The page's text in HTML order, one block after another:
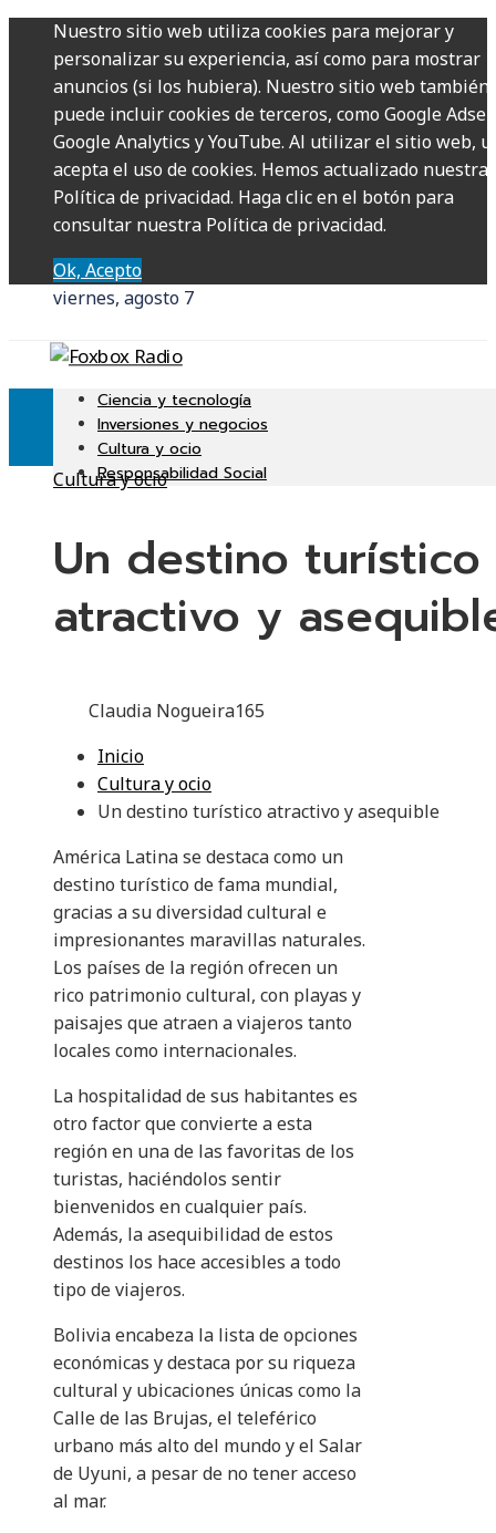
Nuestro sitio web utiliza cookies para mejorar y
personalizar su experiencia, así como para mostrar
anuncios (si los hubiera). Nuestro sitio web también
puede incluir cookies de terceros, como Google
Google Analytics y YouTube. Al utilizar el sitio web,
acepta el uso de cookies. Hemos actualizado nuestra
Política de privacidad. Haga clic en el botón para
consultar nuestra Política de privacidad.
Ok, Acepto
viernes, agosto 7
Ciencia y tecnología
Inversiones y negocios
Cultura y ocio
Responsabilidad Social
Cultura y ocio
Un destino turístico
atractivo y
Claudia Nogueira165
Inicio
Cultura y ocio
Un destino turístico atractivo y asequible
América Latina se destaca como un
destino turístico de fama mundial,
gracias a su diversidad cultural e
impresionantes maravillas naturales.
Los países de la región ofrecen un
rico patrimonio cultural, con playas y
paisajes que atraen a viajeros tanto
locales como internacionales.
La hospitalidad de sus habitantes es
otro factor que convierte a esta
región en una de las favoritas de los
turistas, haciéndolos sentir
bienvenidos en cualquier país.
Además, la asequibilidad de estos
destinos los hace accesibles a todo
tipo de viajeros.
Bolivia encabeza la lista de opciones
económicas y destaca por su riqueza
cultural y ubicaciones únicas como la
Calle de las Brujas, el teleférico
urbano más alto del mundo y el Salar
de Uyuni, a pesar de no tener acceso
al mar.